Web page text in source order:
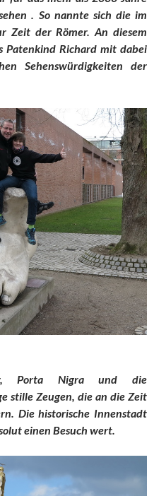
. So nannte sich die im
Zeit der Römer. An diesem
Patenkind Richard mit dabei
Sehenswürdigkeiten der
Porta Nigra und die
stille Zeugen, die an die Zeit
Die historische Innenstadt
einen Besuch wert.